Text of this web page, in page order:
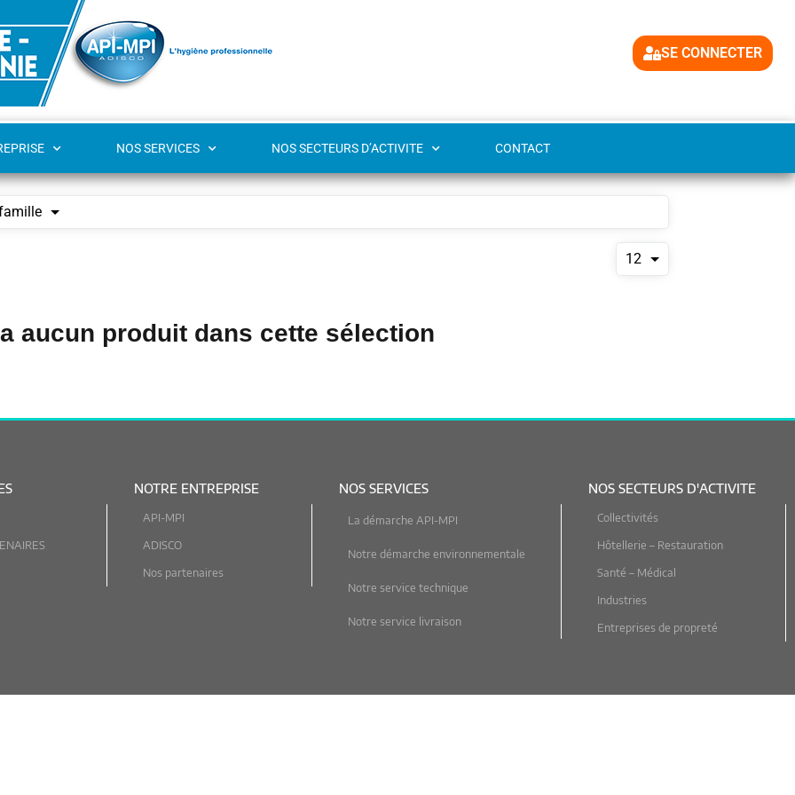
SE CONNECTER
NOS SERVICES NOS SECTEURS D’ACTIVITE CONTACT
12
aucun produit dans cette sélection
NOTRE ENTREPRISE
API-MPI
ADISCO
Nos partenaires
NOS SERVICES
La démarche API-MPI
Notre démarche environnementale
Notre service technique
Notre service livraison
NOS SECTEURS D'ACTIVITE
Collectivités
Hôtellerie – Restauration
Santé – Médical
Industries
Entreprises de propreté